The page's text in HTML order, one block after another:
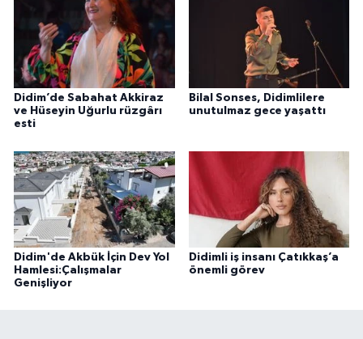
Didim’de Sabahat Akkiraz
ve Hüseyin Uğurlu rüzgârı
esti
Bilal Sonses, Didimlilere
unutulmaz gece yaşattı
Didim'de Akbük İçin Dev Yol
Hamlesi:Çalışmalar
Genişliyor
Didimli iş insanı Çatıkkaş’a
önemli görev